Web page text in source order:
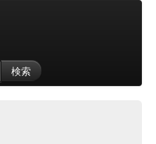
検索